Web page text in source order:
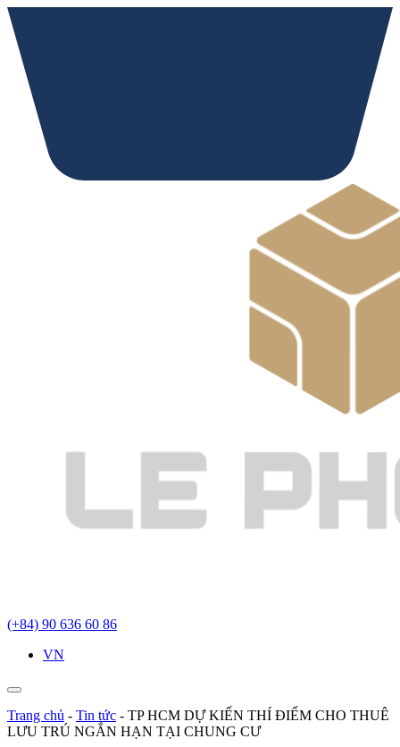
(+84) 90 636 60 86
VN
Trang chủ - Tin tức - TP HCM DỰ KIẾN THÍ ĐIỂM CHO THUÊ
LƯU TRÚ NGẮN HẠN TẠI CHUNG CƯ